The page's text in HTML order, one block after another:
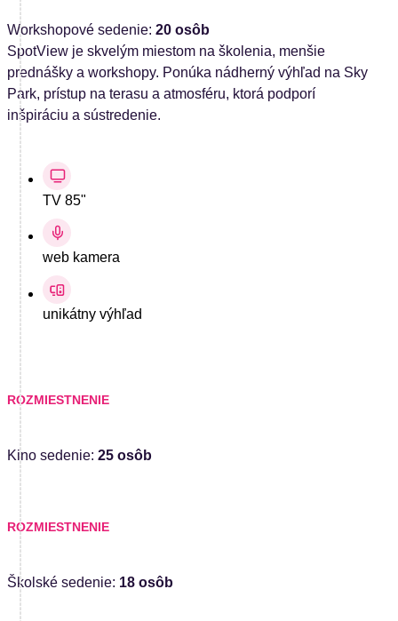
Workshopové sedenie: 20 osôb
SpotView je skvelým miestom na školenia, menšie
prednášky a workshopy. Ponúka nádherný výhľad na Sky
Park, prístup na terasu a atmosféru, ktorá podporí
inšpiráciu a sústredenie.
TV 85"
web kamera
unikátny výhľad
ROZMIESTNENIE
Kino sedenie: 25 osôb
ROZMIESTNENIE
Školské sedenie: 18 osôb